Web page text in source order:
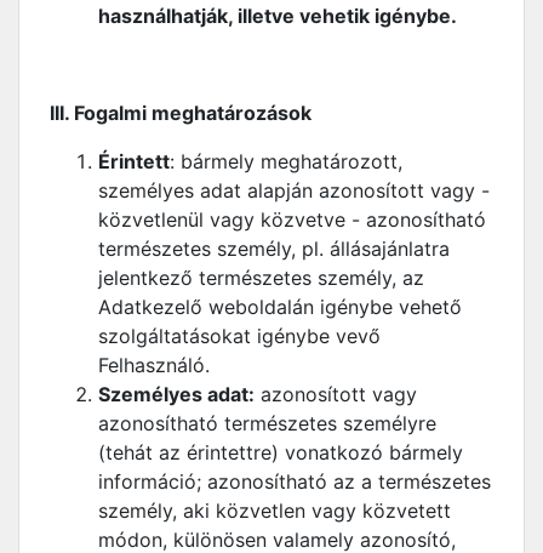
használhatják, illetve vehetik igénybe.
III. Fogalmi meghatározások
Érintett: bármely meghatározott,
személyes adat alapján azonosított vagy -
közvetlenül vagy közvetve - azonosítható
természetes személy, pl. állásajánlatra
jelentkező természetes személy, az
Adatkezelő weboldalán igénybe vehető
szolgáltatásokat igénybe vevő
Felhasználó.
Személyes adat: azonosított vagy
azonosítható természetes személyre
(tehát az érintettre) vonatkozó bármely
információ; azonosítható az a természetes
személy, aki közvetlen vagy közvetett
módon, különösen valamely azonosító,